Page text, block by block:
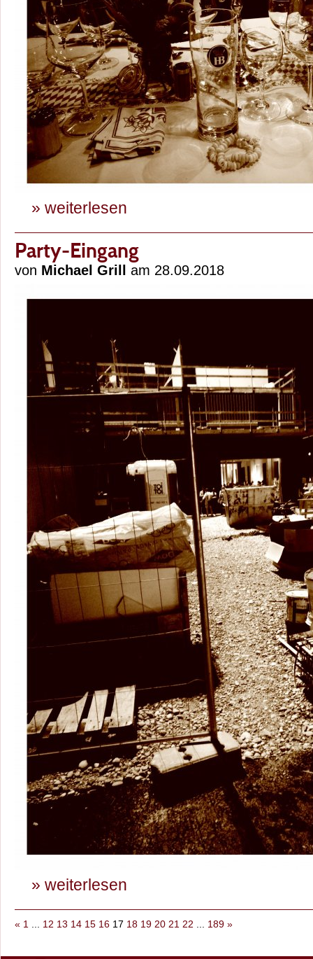
» weiterlesen
Party-Eingang
von Michael Grill am 28.09.2018
» weiterlesen
« 1 ... 12 13 14 15 16 17 18 19 20 21 22 ... 189 »